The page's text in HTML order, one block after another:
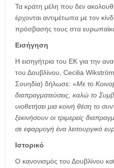
Τα κράτη μέλη που δεν
έρχονται αντιμέτωπα με τον
πρόσβασής τους στα
Εισήγηση
Η εισηγήτρια του ΕΚ για την
του Δουβλίνου, Cecilia Wikström
Σουηδία) δήλωσε: «Με το
διαπραγματεύσεις, καλώ το
υιοθετήσει μια κοινή θέση το
ξεκινήσουν οι τριμερείς
σε εφαρμογή ένα λειτουργικό
Ιστορικό
Ο κανονισμός του Δουβλίνου